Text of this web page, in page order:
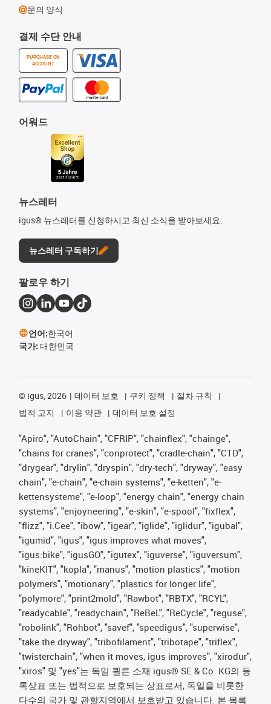
결제 수단 안내
PURCHASE ON
ACCOUNT
어워드
뉴스레터
igus® 뉴스레터를 신청하시고 최신 소식을 받아보세요.
뉴스레터 구독하기
문의 양식
팔로우 하기
언어:한국어
국가: 대한민국
© igus, 2026 데이터 보호 쿠키 정책
절차 규칙
법적 고지
이용 약관 데이터 보호 설정
"Apiro", "AutoChain", "CFRIP", "chainflex", "chainge",
"chains for cranes", "conprotect", "cradle-chain", "CTD",
"drygear", "drylin", "dryspin", "dry-tech", "dryway", "easy
chain", "e-chain", "e-chain systems", "e-ketten", "e-
kettensysteme", "e-loop", "energy chain", "energy chain
systems", "enjoyneering", "e-skin", "e-spool", "fixflex",
"flizz", "i.Cee", "ibow", "igear", "iglide", "iglidur", "igubal",
"igumid", "igus", "igus improves what moves",
"igus:bike", "igusGO", "igutex", "iguverse", "iguversum",
"kineKIT", "kopla", "manus", "motion plastics", "motion
polymers", "motionary", "plastics for longer life",
"polymore", "print2mold", "Rawbot", "RBTX", "RCYL",
"readycable", "readychain", "ReBeL", "ReCycle", "reguse",
"robolink", "Rohbot", "savef", "speedigus", "superwise",
"take the dryway", "tribofilament", "tribotape", "triflex",
"twisterchain", "when it moves, igus improves", "xirodur",
"xiros" 및 "yes"는 독일 쾰른 소재 igus® SE & Co. KG의 등
록상표 또는 법적으로 보호되는 상표로서, 독일을 비롯한
다수의 국가 및 관할지역에서 보호받고 있습니다. 본 목록